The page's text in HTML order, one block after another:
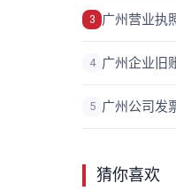
3 广州营业执
4 广州企业旧
5 广州公司发
猜你喜欢